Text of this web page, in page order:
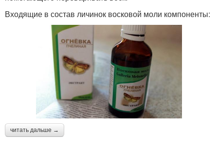
Входящие в состав личинок восковой моли компоненты:
читать дальше →